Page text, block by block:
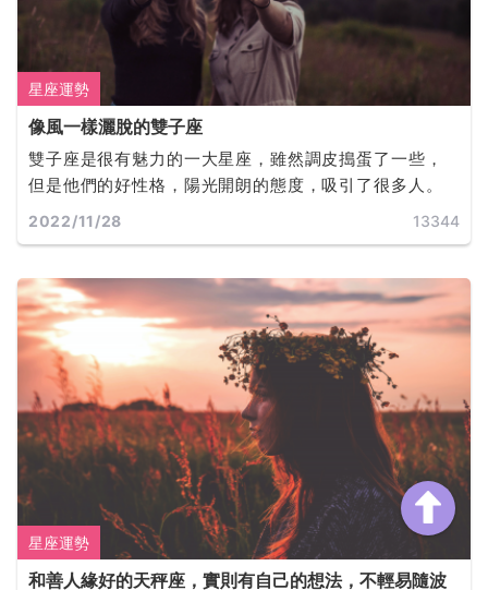
星座運勢
像風一樣灑脫的雙子座
雙子座是很有魅力的一大星座，雖然調皮搗蛋了一些，
但是他們的好性格，陽光開朗的態度，吸引了很多人。
2022/11/28 13344
星座運勢
和善人緣好的天秤座，實則有自己的想法，不輕易隨波